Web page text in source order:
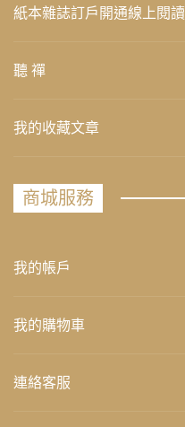
紙本雜誌訂戶開通線上閱讀
聽 禪
我的收藏文章
商城服務
我的帳戶
我的購物車
連絡客服